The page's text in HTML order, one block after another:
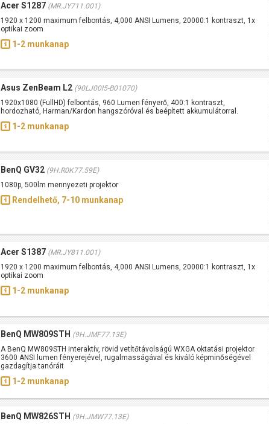
Acer S1287 (MR.JY711.001)
1920 x 1200 maximum felbontás, 4,000 ANSI Lumens, 20000:1 kontraszt, 1x
optikai zoom
1-2 munkanap
Asus ZenBeam L2 (90LJ00I5-B01070)
1920x1080 (FullHD) felbontás, 960 Lumen fényerő, 400:1 kontraszt,
hordozható, Harman/Kardon hangszóróval és beépített akkumulátorral.
1-2 munkanap
BenQ GV32 (9H.R0K77.59E)
1080p, 500lm mennyezeti projektor
Rendelhető, 7-10 munkanap
Acer S1387 (MR.JY811.001)
1920 x 1200 maximum felbontás, 4,000 ANSI Lumens, 20000:1 kontraszt, 1x
optikai zoom
1-2 munkanap
BenQ MW809STH (9H.JMF77.13E)
A BenQ MW809STH interaktív, rövid vetítőtávolságú WXGA oktatási projektor
3600 ANSI lumen fényerejével, rugalmasságával és kiváló képminőségével
gazdagítja tanóráit
1-2 munkanap
BenQ MW826STH (9H.JMW77.13E)